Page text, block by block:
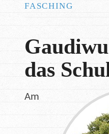
FASCHING
das
Am